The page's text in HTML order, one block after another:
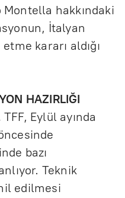
hakkındaki
İtalyan
kararı aldığı
HAZIRLIĞI
TFF, Eylül ayında
bazı
Teknik
edilmesi